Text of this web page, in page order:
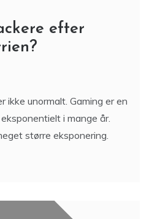
efter
ikke unormalt. Gaming er en
i mange år.
større eksponering.